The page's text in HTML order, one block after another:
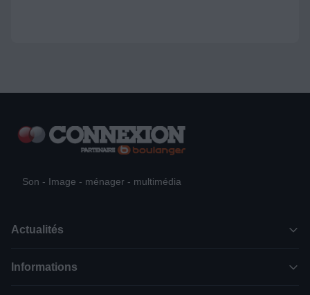
Son - Image - ménager - multimédia
Actualités
Informations